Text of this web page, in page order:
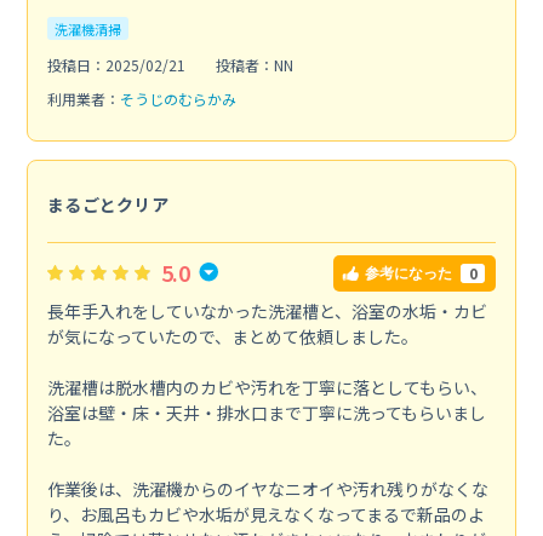
洗濯機清掃
投稿日：2025/02/21
投稿者：NN
利用業者： そうじのむらかみ
まるごとクリア
5.0 参考になった 0
長年手入れをしていなかった洗濯槽と、浴室の水垢・カビ
が気になっていたので、まとめて依頼しました。
洗濯槽は脱水槽内のカビや汚れを丁寧に落としてもらい、
浴室は壁・床・天井・排水口まで丁寧に洗ってもらいまし
た。
作業後は、洗濯機からのイヤなニオイや汚れ残りがなくな
り、お風呂もカビや水垢が見えなくなってまるで新品のよ